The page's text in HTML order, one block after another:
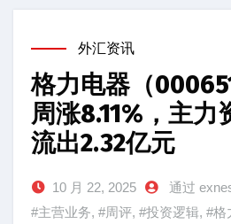
外汇资讯
格力电器（
周涨8.11%，主力
流出2.32亿元
10 月 22, 2025 通过
#主营业务, #周评, #投资逻辑, #格